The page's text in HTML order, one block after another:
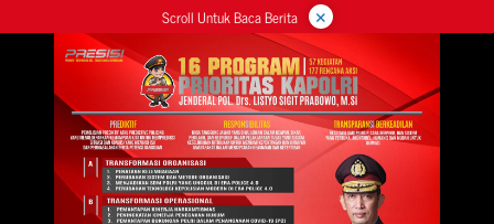
ke
Scroll Untuk Baca Berita ×